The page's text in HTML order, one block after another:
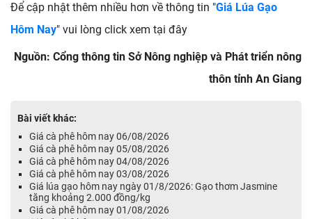
Để cập nhật thêm nhiều hơn về thông tin "Giá Lúa Gạo
Hôm Nay" vui lòng click xem tại đây
Nguồn: Cổng thông tin Sở Nông nghiệp và Phát triển nông
thôn tỉnh An Giang
Bài viết khác:
Giá cà phê hôm nay 06/08/2026
Giá cà phê hôm nay 05/08/2026
Giá cà phê hôm nay 04/08/2026
Giá cà phê hôm nay 03/08/2026
Giá lúa gạo hôm nay ngày 01/8/2026: Gạo thơm Jasmine
tăng khoảng 2.000 đồng/kg
Giá cà phê hôm nay 01/08/2026